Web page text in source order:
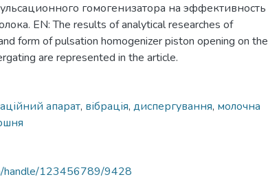
гомогенизатора на эффективность
EN: The results of analytical researches of
form of pulsation homogenizer piston opening on the
are represented in the article.
апарат, вібрація, диспергування, молочна
handle/123456789/9428